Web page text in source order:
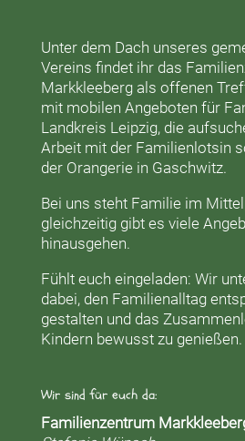
Unter dem Dach unseres
Vereins findet ihr das
Markkleebergals offenen
mit mobilen Angeboten für
Landkreis Leipzig, die
Arbeit mit der Familienlotsin
der Orangeriein Gaschwitz.
Bei uns steht Familie im
gleichzeitig gibt es viele
hinausgehen.
Fühlt euch eingeladen: Wir
dabei, den Familienalltag
gestalten und das
Kindern bewusst zu genießen.
Wir sind für euch da:
Familienzentrum